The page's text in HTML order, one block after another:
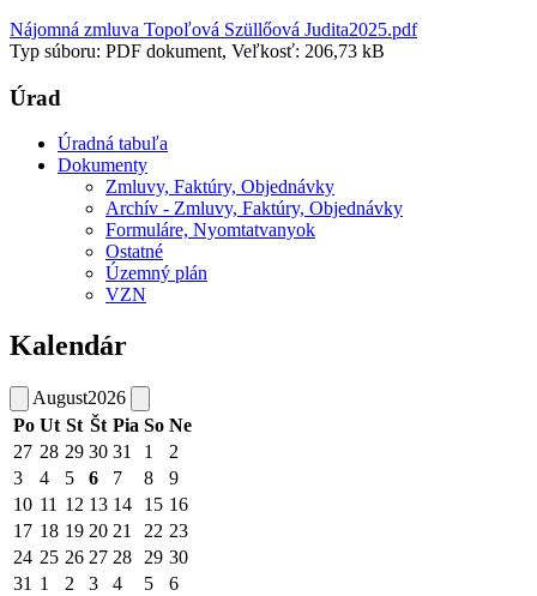
Nájomná zmluva Topoľová Szüllőová Judita2025.pdf
Typ súboru: PDF dokument, Veľkosť: 206,73 kB
Úrad
Úradná tabuľa
Dokumenty
Zmluvy, Faktúry, Objednávky
Archív - Zmluvy, Faktúry, Objednávky
Formuláre, Nyomtatvanyok
Ostatné
Územný plán
VZN
Kalendár
August2026
Po Ut St Št Pia So Ne
27 28 29 30 31 1
2
3
4 5 6 7 8
9
10 11 12 13 14 15 16
17 18 19 20 21 22 23
24 25 26 27 28 29 30
31 1 2 3 4 5 6